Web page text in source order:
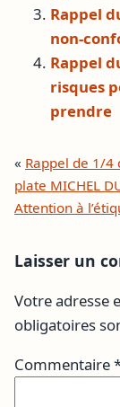
Rappel
non-
Rappel
risques
prendre
« Rappel de 1/4
plate MICHEL
Attention à
Laisser un
Votre adresse
obligatoires
Commentaire